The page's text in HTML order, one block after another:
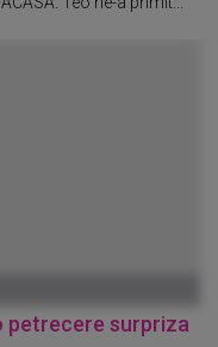
petrecere surpriza